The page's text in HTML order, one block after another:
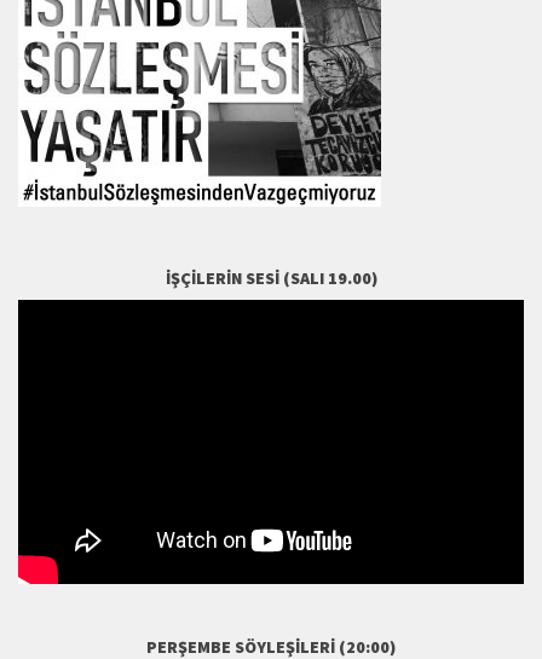
İŞÇILERIN SESI (SALI 19.00)
PERŞEMBE SÖYLEŞILERI (20:00)